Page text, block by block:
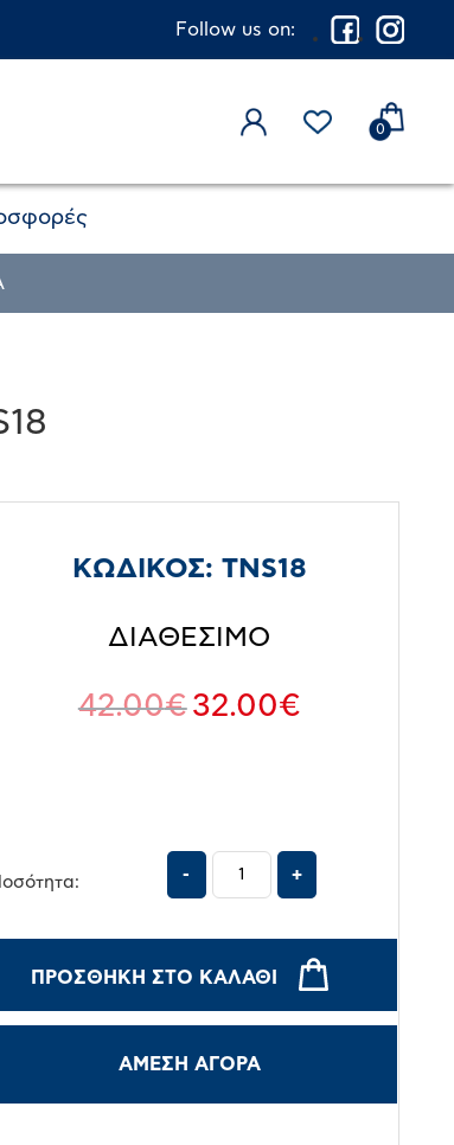
Follow us on:
0
ΚΩΔΙΚΟΣ: TNS18
ΔΙΑΘΕΣΙΜΟ
42.00€32.00€
ΠΡΟΣΘΉΚΗ ΣΤΟ ΚΑΛΆΘΙ
ΑΜΕΣΗ ΑΓΟΡΑ